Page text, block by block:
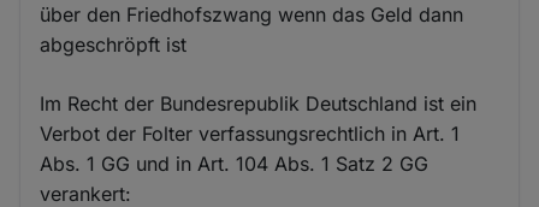
über den Friedhofszwang wenn das Geld dann
abgeschröpft ist
Im Recht der Bundesrepublik Deutschland ist ein
Verbot der Folter verfassungsrechtlich in Art. 1
Abs. 1 GG und in Art. 104 Abs. 1 Satz 2 GG
verankert: